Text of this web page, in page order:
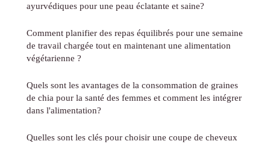
ayurvédiques pour une peau éclatante et saine?
Comment planifier des repas équilibrés pour une semaine
de travail chargée tout en maintenant une alimentation
végétarienne ?
Quels sont les avantages de la consommation de graines
de chia pour la santé des femmes et comment les intégrer
dans l'alimentation?
Quelles sont les clés pour choisir une coupe de cheveux